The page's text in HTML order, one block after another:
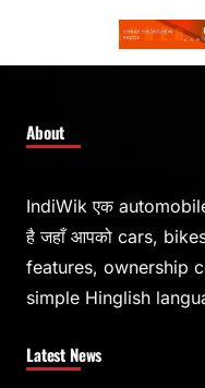
About
IndiWik एक
है जहाँ आपको cars,
features, ownership
simple Hinglish
Latest News